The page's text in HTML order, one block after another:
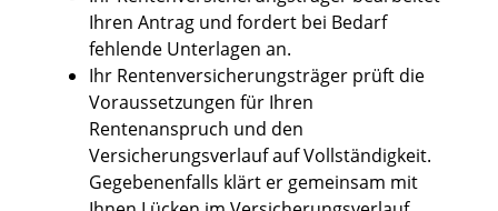
Ihren Antrag und fordert bei Bedarf
fehlende Unterlagen an.
Ihr Rentenversicherungsträger prüft die
Voraussetzungen für Ihren
Rentenanspruch und den
Versicherungsverlauf auf Vollständigkeit.
Gegebenenfalls klärt er gemeinsam mit